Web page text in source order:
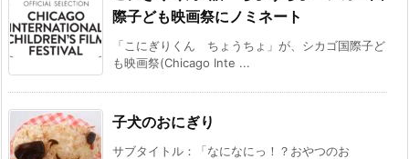
際子ども映画祭にノミネート
「こにぎりくん ちょうちょ」が、シカゴ国際子ど
も映画祭(Chicago Inte ...
子犬のおにぎり
サブタイトル：「なになにっ！？おやつのお